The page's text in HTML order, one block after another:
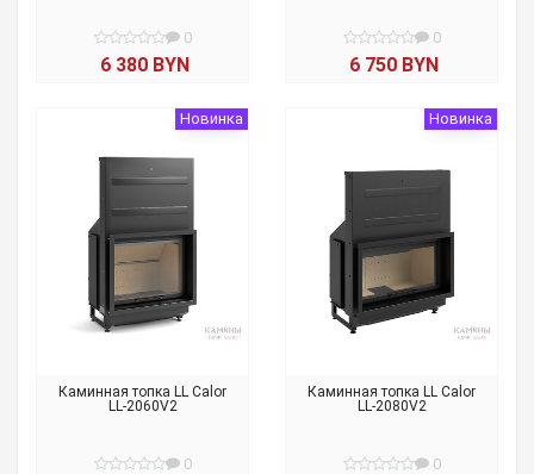
0
6 380 BYN
0
6 750 BYN
Новинка
Каминная топка LL Calor
LL-2060V2
0
Новинка
Каминная топка LL Calor
LL-2080V2
0